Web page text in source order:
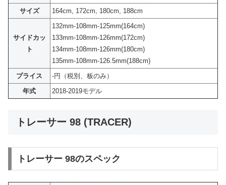
サイズ
164cm, 172cm, 180cm, 188cm
サイドカッ
ト
132mm-108mm-125mm(164cm)
133mm-108mm-126mm(172cm)
134mm-108mm-126mm(180cm)
135mm-108mm-126.5mm(188cm)
プライス
-円（税別、板のみ）
年式
2018-2019モデル
トレーサー 98 (TRACER)
トレーサー 98のスペック